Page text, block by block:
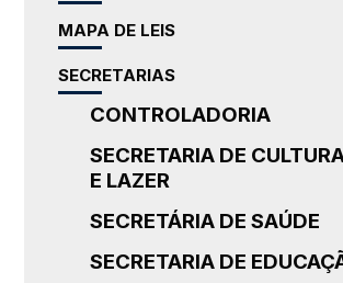
MAPA DE LEIS
SECRETARIAS
CONTROLADORIA
SECRETARIA DE
E LAZER
SECRETÁRIA DE SAÚDE
SECRETARIA DE